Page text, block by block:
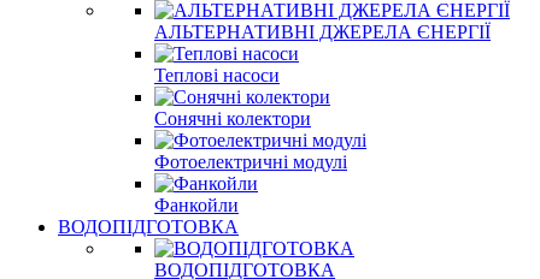
АЛЬТЕРНАТИВНІ ДЖЕРЕЛА ЄНЕРГІЇ
Теплові насоси
Сонячні колектори
Фотоелектричні модулі
Фанкойли
ВОДОПІДГОТОВКА
ВОДОПІДГОТОВКА